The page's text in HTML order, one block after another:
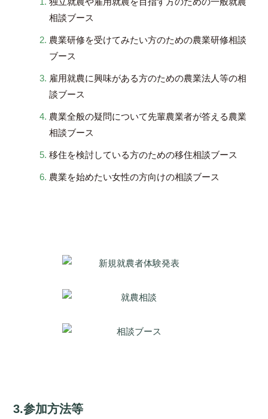
相談ブース
農業研修を受けてみたい方のための農業研修相談
ブース
雇用就農に興味がある方のための農業法人等の相
談ブース
農業全般の疑問について先輩農業者が答える農業
相談ブース
移住を検討している方のための移住相談ブース
農業を始めたい女性の方向けの相談ブース
3.参加方法等